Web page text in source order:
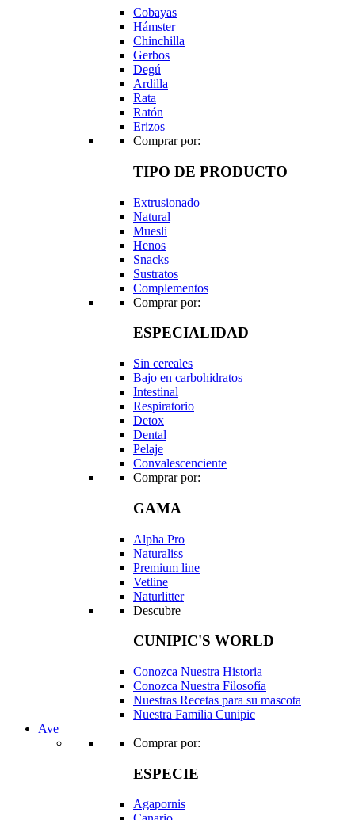
Cobayas
Hámster
Chinchilla
Gerbos
Degú
Ardilla
Rata
Ratón
Erizos
Comprar por:
TIPO DE PRODUCTO
Extrusionado
Natural
Muesli
Henos
Snacks
Sustratos
Complementos
Comprar por:
ESPECIALIDAD
Sin cereales
Bajo en carbohidratos
Intestinal
Respiratorio
Detox
Dental
Pelaje
Convalescenciente
Comprar por:
GAMA
Alpha Pro
Naturaliss
Premium line
Vetline
Naturlitter
Descubre
CUNIPIC'S WORLD
Conozca Nuestra Historia
Conozca Nuestra Filosofía
Nuestras Recetas para su mascota
Nuestra Familia Cunipic
Ave
Comprar por:
ESPECIE
Agapornis